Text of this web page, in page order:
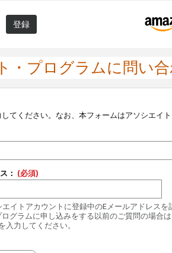
登録
・プログラムに問い
てください。なお、本フォームはアソシエイ
： (必須)
イトアカウントに登録中のEメールアドレスを
グラムに申し込みをする以前のご質問の場合
入力してください。